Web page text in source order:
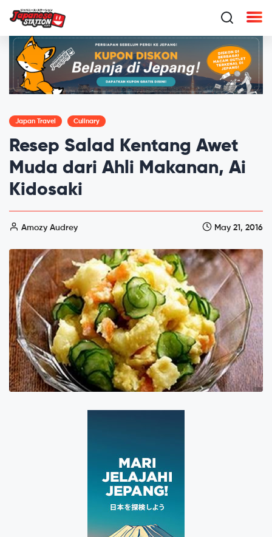
Japan Travel Culinary
Resep Salad Kentang Awet
Muda dari Ahli Makanan, Ai
Kidosaki
Amozy Audrey May 21, 2016